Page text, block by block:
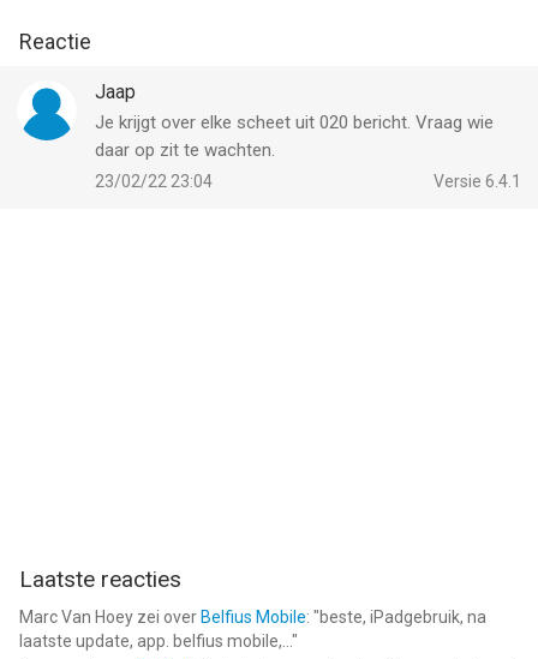
Reactie
Jaap
Je krijgt over elke scheet uit 020 bericht. Vraag wie
daar op zit te wachten.
Versie 6.4.1
23/02/22 23:04
Laatste reacties
Marc Van Hoey zei over Belfius Mobile: "beste, iPadgebruik, na
laatste update, app. belfius mobile,... "